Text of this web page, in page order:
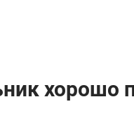
хорошо